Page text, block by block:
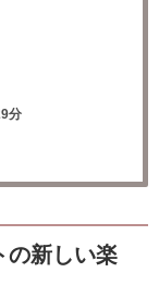
分
の新しい楽